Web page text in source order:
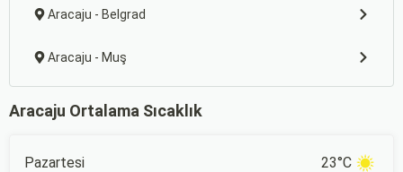
Aracaju - Belgrad
Aracaju - Muş
Aracaju Ortalama Sıcaklık
Pazartesi 23°C